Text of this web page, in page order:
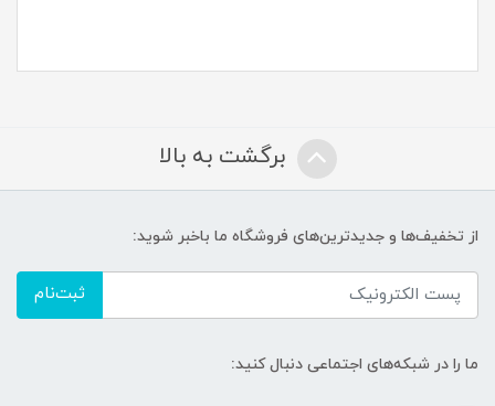
برگشت به بالا
از تخفیف‌ها و جدیدترین‌های فروشگاه ما باخبر شوید:
ثبت‌نام
ما را در شبکه‌های اجتماعی دنبال کنید: